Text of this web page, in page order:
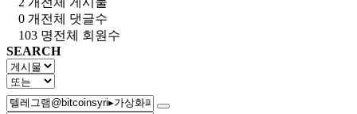
0 개 전체 댓글수
103 명전체 회원수
SEARCH